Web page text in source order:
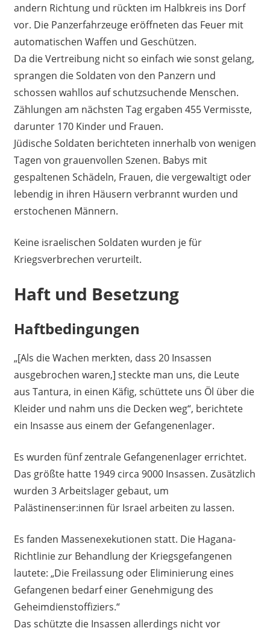
andern Richtung und rückten im Halbkreis ins Dorf
vor. Die Panzerfahrzeuge eröffneten das Feuer mit
automatischen Waffen und Geschützen.
Da die Vertreibung nicht so einfach wie sonst gelang,
sprangen die Soldaten von den Panzern und
schossen wahllos auf schutzsuchende Menschen.
Zählungen am nächsten Tag ergaben 455 Vermisste,
darunter 170 Kinder und Frauen.
Jüdische Soldaten berichteten innerhalb von wenigen
Tagen von grauenvollen Szenen. Babys mit
gespaltenen Schädeln, Frauen, die vergewaltigt oder
lebendig in ihren Häusern verbrannt wurden und
erstochenen Männern.
Keine israelischen Soldaten wurden je für
Kriegsverbrechen verurteilt.
Haft und Besetzung
Haftbedingungen
„[Als die Wachen merkten, dass 20 Insassen
ausgebrochen waren,] steckte man uns, die Leute
aus Tantura, in einen Käfig, schüttete uns Öl über die
Kleider und nahm uns die Decken weg“, berichtete
ein Insasse aus einem der Gefangenenlager.
Es wurden fünf zentrale Gefangenenlager errichtet.
Das größte hatte 1949 circa 9000 Insassen. Zusätzlich
wurden 3 Arbeitslager gebaut, um
Palästinenser:innen für Israel arbeiten zu lassen.
Es fanden Massenexekutionen statt. Die Hagana-
Richtlinie zur Behandlung der Kriegsgefangenen
lautete: „Die Freilassung oder Eliminierung eines
Gefangenen bedarf einer Genehmigung des
Geheimdienstoffiziers.“
Das schützte die Insassen allerdings nicht vor